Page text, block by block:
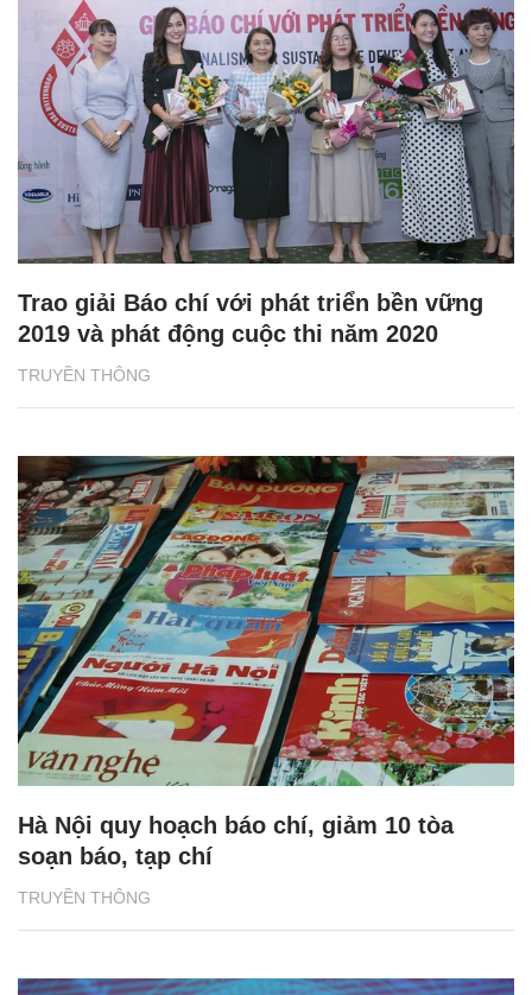
TRUYỀN THÔNG
Trao giải Báo chí với phát triển bền vững
2019 và phát động cuộc thi năm 2020
TRUYỀN THÔNG
Hà Nội quy hoạch báo chí, giảm 10 tòa
soạn báo, tạp chí